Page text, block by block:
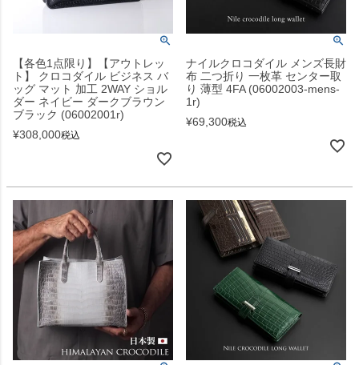
【各色1点限り】【アウトレッ
ト】 クロコダイル ビジネス バ
ッグ マット 加工 2WAY ショル
ダー ネイビー ダークブラウン
ブラック (06002001r)
¥308,000税込
ナイルクロコダイル メンズ長財
布 二つ折り 一枚革 センター取
り 薄型 4FA (06002003-mens-
1r)
¥69,300税込